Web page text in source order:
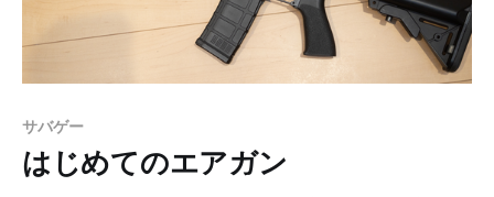
クリエイトみたいなイメージです。 自分で画が描けるひ
とであれば、描いたものを取り込んだりもできるので、
よりオリジナリティを出せると思います。 ということ
VRoid StudioのいいところはVRM形式のデータをエクス
ポートすること
サバゲー
はじめてのエアガン